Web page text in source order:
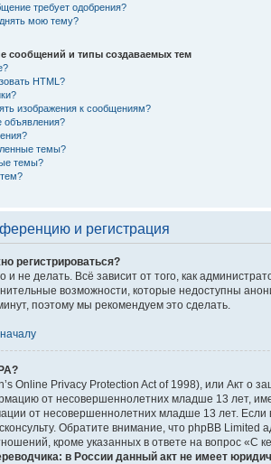
требует одобрения?
мою тему?
сообщений и типы создаваемых тем
HTML?
изображения к сообщениям?
объявления?
темы?
темы?
и регистрация
регистрироваться?
и не делать. Всё зависит от того, как
возможности, которые недоступны
поэтому мы рекомендуем это сделать.
Online Privacy Protection Act of 1998), или Акт о
от несовершеннолетних младше 13 лет,
от несовершеннолетних младше 13 лет. Если
Обратите внимание, что phpBB
кроме указанных в ответе на вопрос «С
в России данный акт не имеет